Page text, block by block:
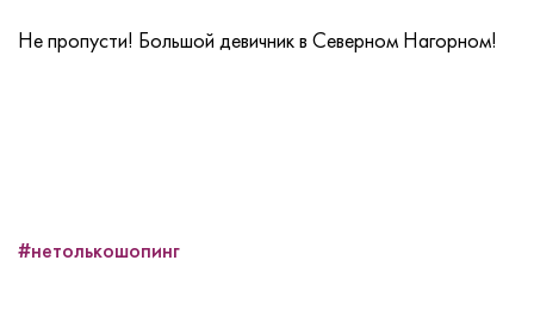
Не пропусти! Большой девичник в Северном Нагорном!
#нетолькошопинг